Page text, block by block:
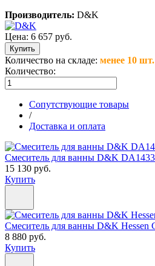
Производитель: D&K
Цена: 6 657 руб.
Количество на складе: менее 10 шт.
Количество:
Сопутствующие товары
/
Доставка и оплата
Смеситель для ванны D&K
15 130 руб.
Купить
Смеситель для ванны D&K Hessen
8 880 руб.
Купить